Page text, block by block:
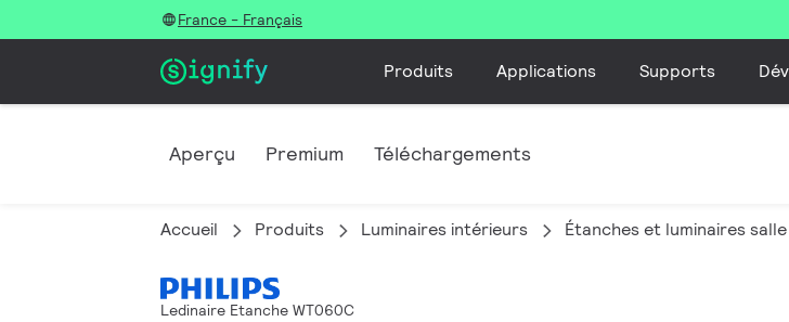
France - Français
Produits Applications Supports
Aperçu Premium Téléchargements
Accueil Produits Luminaires intérieurs Étanches et luminaires
Ledinaire Etanche WT060C